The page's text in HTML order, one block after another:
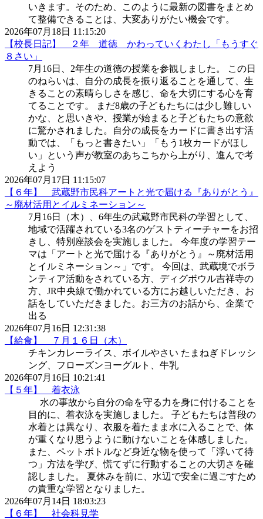
いきます。そのため、このように最新の図書をまとめ
て整備できることは、大変ありがたい機会です。
2026年07月18日 11:15:20
【校長日記】 ２年 道徳 かわっていくわたし「もうすぐ
８さい」
7月16日、2年生の道徳の授業を参観しました。 この日
のねらいは、自分の成長を振り返ることを通して、生
きることの素晴らしさを感じ、命を大切にする心を育
てることです。 まだ8歳の子どもたちには少し難しい
かな、と思いきや、授業が始まると子どもたちの意欲
に驚かされました。自分の成長をカードに書き出す活
動では、「もっと書きたい」「もう1枚カードがほし
い」という声が教室のあちこちから上がり、進んで考
えよう
2026年07月17日 11:15:07
【６年】 武蔵野市民科アートと光で届ける『ありがとう』
～廃材活用とイルミネーション～
7月16日（木）、6年生の武蔵野市民科の学習として、
地域で活躍されている3名のゲストティーチャーをお招
きし、特別座談会を実施しました。 今年度の学習テー
マは「アートと光で届ける『ありがとう』～廃材活用
とイルミネーション～」です。 今回は、武蔵境でボラ
ンティア活動をされている方、ディグボウル吉祥寺の
方、JR中央線で働かれている方にお越しいただき、お
話をしていただきました。お三方のお話から、企業で
出る
2026年07月16日 12:31:38
【給食】 ７月１６日（木）
チキンカレーライス、ボイルやさい たまねぎドレッシ
ング、フローズンヨーグルト、牛乳
2026年07月16日 10:21:41
【５年】 着衣泳
水の事故から自分の命を守る力を身に付けることを
目的に、着衣泳を実施しました。 子どもたちは普段の
水着とは異なり、衣服を着たまま水に入ることで、体
が重くなり思うように動けないことを体感しました。
また、ペットボトルなど身近な物を使って「浮いて待
つ」方法を学び、慌てずに行動することの大切さを確
認しました。 夏休みを前に、水辺で安全に過ごすため
の貴重な学習となりました。
2026年07月14日 18:03:23
【６年】 社会科見学